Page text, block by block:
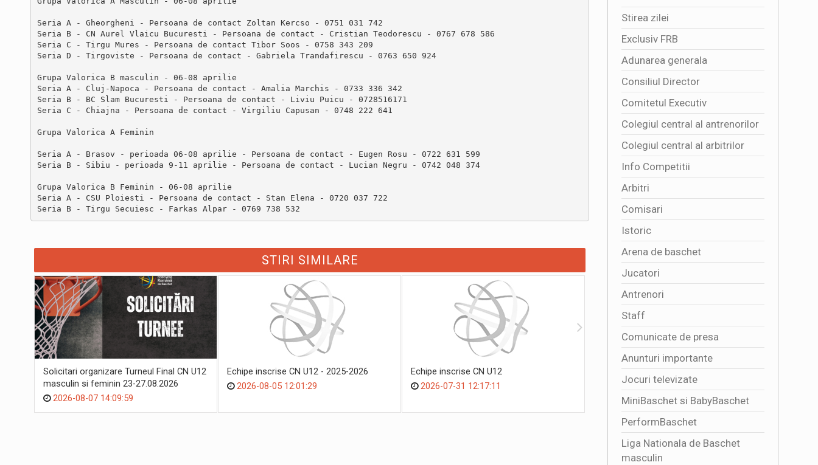
Seria A - Gheorgheni - Persoana de contact Zoltan Kercso - 0751 031 742
Seria B - CN Aurel Vlaicu Bucuresti - Persoana de contact - Cristian Teodorescu - 0767 678 586
Seria C - Tirgu Mures - Persoana de contact Tibor Soos - 0758 343 209
Seria D - Tirgoviste - Persoana de contact - Gabriela Trandafirescu - 0763 650 924
Grupa Valorica B masculin - 06-08 aprilie
Seria A - Cluj-Napoca - Persoana de contact - Amalia Marchis - 0733 336 342
Seria B - BC Slam Bucuresti - Persoana de contact - Liviu Puicu - 0728516171
Seria A - Brasov - perioada 06-08 aprilie - Persoana de contact - Eugen Rosu - 0722 631 599
Seria B - Sibiu - perioada 9-11 aprilie - Persoana de contact - Lucian Negru - 0742 048 374
Grupa Valorica B Feminin - 06-08 aprilie
Seria A - CSU Ploiesti - Persoana de contact - Stan Elena - 0720 037 722
STIRI SIMILARE
Solicitari organizare Turneul Final CN U12
masculin si feminin 23-27.08.2026
2026-08-07 14:09:59
Echipe inscrise CN U12 - 2025-2026
2026-08-05 12:01:29
Echipe inscrise CN U12
2026-07-31 12:17:11
Programul jocurilor Sezon Regulat LNBM
BCR 2026-2027
2026-07-24 15:30:40
Stirea zilei
Exclusiv FRB
Adunarea generala
Consiliul Director
Comitetul Executiv
Colegiul central al antrenorilor
Colegiul central al arbitrilor
Info Competitii
Arbitri
Comisari
Istoric
Arena de baschet
Jucatori
Antrenori
Staff
Comunicate de presa
Anunturi importante
Jocuri televizate
MiniBaschet si BabyBaschet
PerformBaschet
Liga Nationala de Baschet
masculin